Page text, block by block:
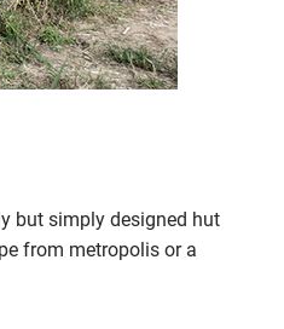
but simply designed hut
from metropolis or a